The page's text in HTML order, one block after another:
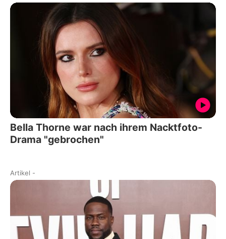
Bella Thorne war nach ihrem Nacktfoto-
Drama "gebrochen"
Artikel -